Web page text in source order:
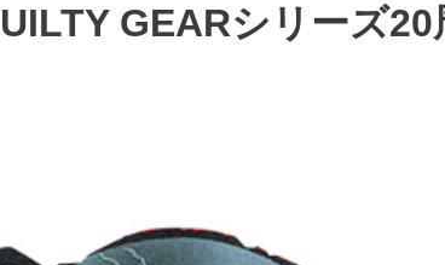
GEARシリーズ20